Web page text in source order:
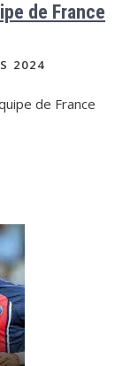
de France
2024
de France